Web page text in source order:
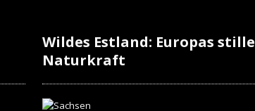
Wildes Estland: Europas stille
Naturkraft